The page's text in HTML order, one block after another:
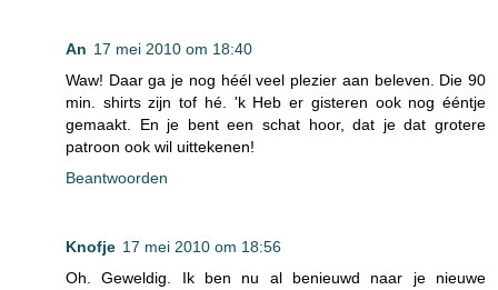
An 17 mei 2010 om 18:40
Waw! Daar ga je nog héél veel plezier aan beleven. Die 90
min. shirts zijn tof hé. 'k Heb er gisteren ook nog ééntje
gemaakt. En je bent een schat hoor, dat je dat grotere
patroon ook wil uittekenen!
Beantwoorden
Knofje 17 mei 2010 om 18:56
Oh. Geweldig. Ik ben nu al benieuwd naar je nieuwe